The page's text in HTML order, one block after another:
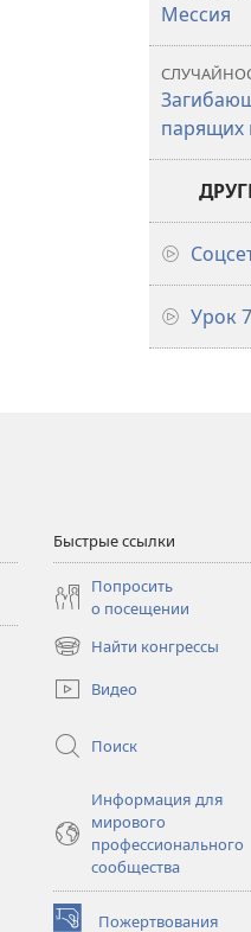
Мессия
парящих
Урок
Быстрые ссылки
Попросить
о посещении
Найти конгрессы
(открывается
в
новом
Видео
Поиск
Информация для
мирового
профессионального
сообщества
Пожертвования